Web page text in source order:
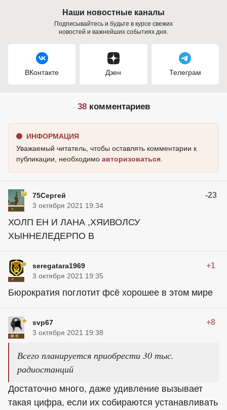
Наши новостные каналы
Подписывайтесь и будьте в курсе свежих
новостей и важнейших событиях дня.
ВКонтакте Дзен Телеграм
38комментариев
ИНФОРМАЦИЯ
Уважаемый читатель, чтобы оставлять комментарии к
публикации, необходимо авторизоваться.
75Сергей -23
3 октября 2021 19:34
ХОЛП ЕН И ЛАНА ,ХЯИВОЛСУ
ХЫННЕЛЕДЕРПО В
seregatara1969 +1
3 октября 2021 19:35
Бюрократия поглотит фсё хорошее в этом мире
svp67 +8
3 октября 2021 19:38
Всего планируется приобрести 30 тыс.
радиостанций
Достаточно много, даже удивление вызывает
такая цифра, если их собираются устанавливать